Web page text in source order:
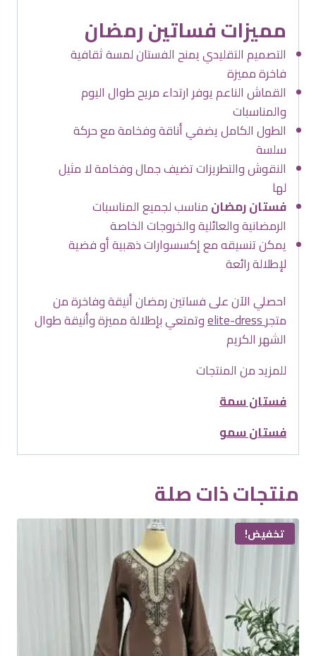
مميزات فساتين رمضان
التصميم التقليدي يمنح الفستان لمسة ثقافية
فاخرة مميزة
القماش الناعم يوفر ارتداء مريح طوال اليوم
والمناسبات
الطول الكامل يضفي أناقة وفخامة مع حركة
سلسة
النقوش والتطريزات تضيف جمال وفخامة لا مثيل
لها
فستان رمضانمناسب لجميع المناسبات
الرمضانية والعائلية والخروجات الخاصة
يمكن تنسيقه مع إكسسوارات ذهبية أو فضية
لإطلالة رائعة
احصلي الآن على فساتين رمضان أنيقة وفاخرة من
متجرelite-dressوتمتعي بإطلالة مميزة وأنيقة طوال
الشهر الكريم
للمزيد من المنتجات
فستان سمة
فستان سمو
منتجات ذات صلة
تخفيض!